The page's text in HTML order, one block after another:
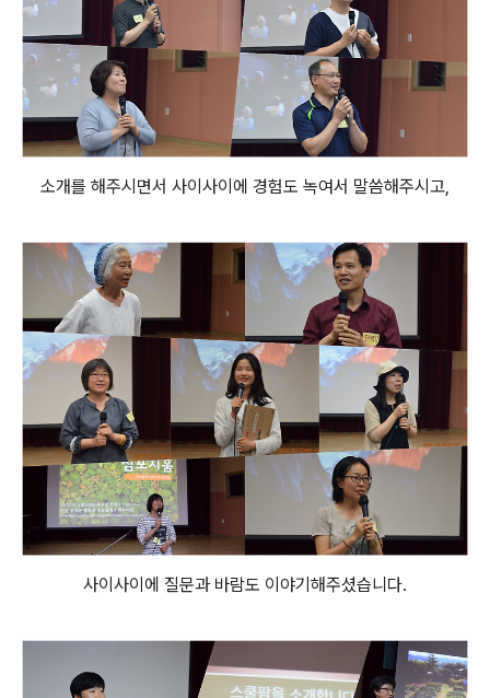
소개를 해주시면서 사이사이에 경험도 녹여서 말씀해주시고,
사이사이에 질문과 바람도 이야기해주셨습니다.